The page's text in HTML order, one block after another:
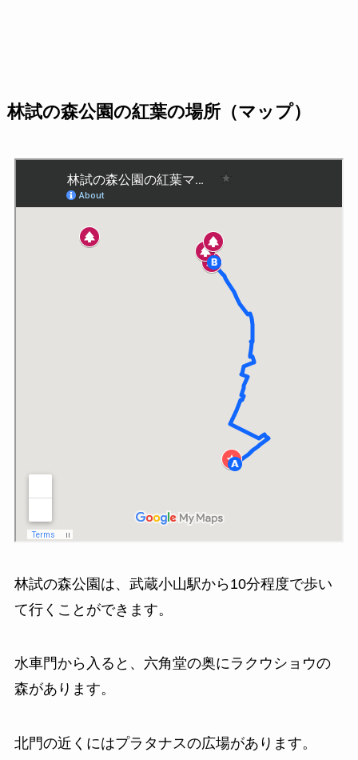
林試の森公園の紅葉の場所（マップ）
林試の森公園は、武蔵小山駅から10分程度で歩い
て行くことができます。
水車門から入ると、六角堂の奥にラクウショウの
森があります。
北門の近くにはプラタナスの広場があります。